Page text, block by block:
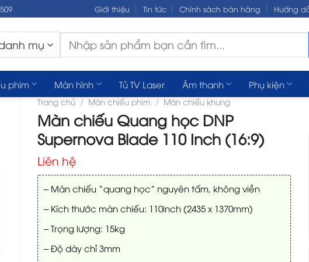
Giới thiệu Tin tức Chính sách bán hàng Hướng
Tìm
kiếm:
phim Màn hình Tủ TV Laser Âm thanh Phụ kiện
Trang chủ / Màn chiếu phim / Màn chiếu khung
Màn chiếu Quang học DNP
Supernova Blade 110 Inch (16:9)
Liên hệ
– Màn chiếu “quang học” nguyên tấm, không viền
– Kích thước màn chiếu: 110inch (2435 x 1370mm)
– Trọng lượng: 15kg
– Độ dày chỉ 3mm